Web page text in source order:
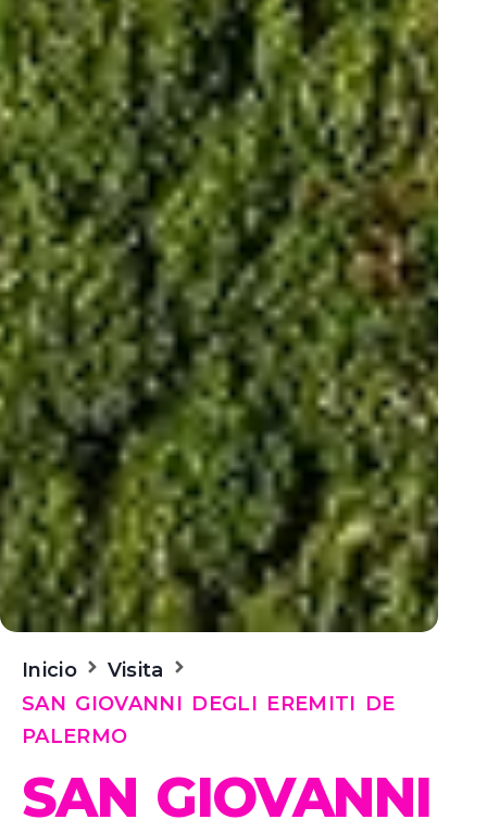
Inicio
Visita
SAN GIOVANNI DEGLI EREMITI DE
PALERMO
SAN GIOVANNI